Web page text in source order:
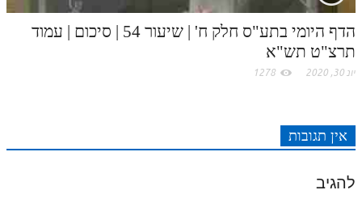
הדף היומי בתע"ס חלק ח' | שיעור 54 | סיכום | עמוד
תרצ"ט תש"א
יונ 30, 2020 1278
אין תגובות
להגיב